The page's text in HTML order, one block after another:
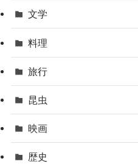
文学
料理
旅行
昆虫
映画
歴史